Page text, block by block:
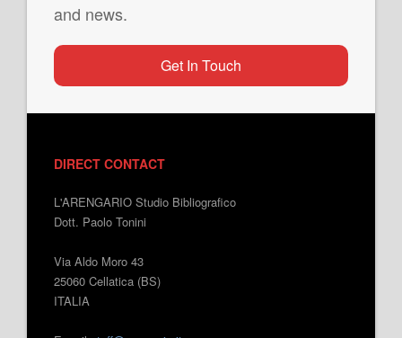
and news.
Get In Touch
DIRECT CONTACT
L'ARENGARIO Studio Bibliografico
Dott. Paolo Tonini
Via Aldo Moro 43
25060 Cellatica (BS)
ITALIA